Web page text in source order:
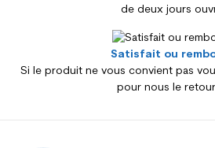
de deux jours
Satisfait ou
Si le produit ne vous convient pas
pour nous le